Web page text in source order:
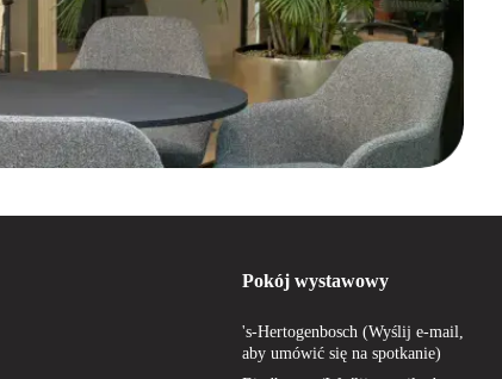
en comfort.
eenvoudig en voordelig aan te schaffen. Wij combineren
bij Offeco zorgen we ervoor dat jij de juiste Rohde & Grahl
Pokój wystawowy
's-Hertogenbosch (Wyślij e-mail,
aby umówić się na spotkanie)